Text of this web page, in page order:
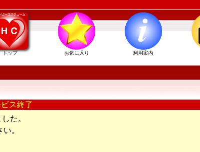
トップ お気に入り 利用案内
ス終了
た。
。